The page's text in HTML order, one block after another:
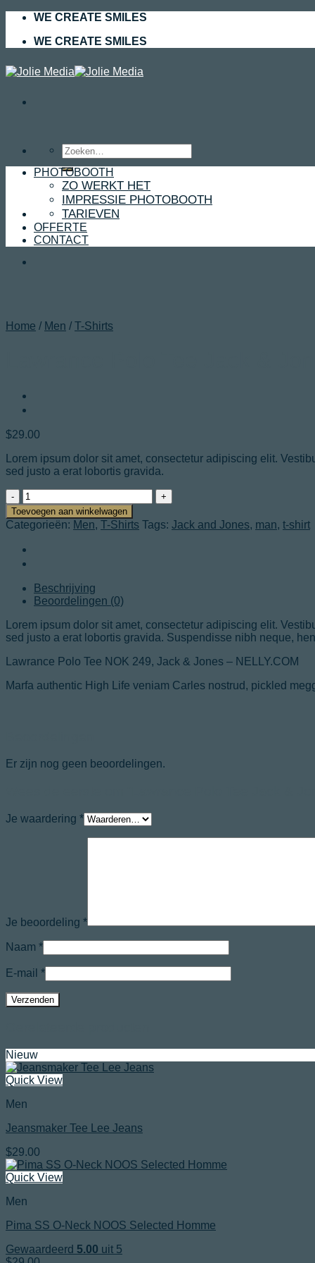
Skip
content
WE CREATE SMILES
WE CREATE SMILES
Zoeken
naar:
PHOTOBOOTH
ZO WERKT HET
IMPRESSIE PHOTOBOOTH
TARIEVEN
OFFERTE
CONTACT
Home / Men / T-Shirts
$29.00
Lorem ipsum dolor sit amet, consectetur adipiscing elit.
sed justo a erat lobortis gravida.
Lawrance
Polo
Tee
Jack
Toevoegen aan winkelwagen
Categorieën: Men, T-Shirts Tags: Jack and Jones, man, t-shirt
Beschrijving
Beoordelingen (0)
Lorem ipsum dolor sit amet, consectetur adipiscing elit.
sed justo a erat lobortis gravida. Suspendisse nibh neque,
Lawrance Polo Tee NOK 249, Jack & Jones – NELLY.COM
Marfa authentic High Life veniam Carles nostrud, pickled
Er zijn nog geen beoordelingen.
Je waardering *
Je beoordeling *
Naam *
E-mail *
Nieuw
Quick View
Men
Jeansmaker Tee Lee Jeans
$29.00
Quick View
Men
Pima SS O-Neck NOOS Selected Homme
Gewaardeerd 5.00 uit 5